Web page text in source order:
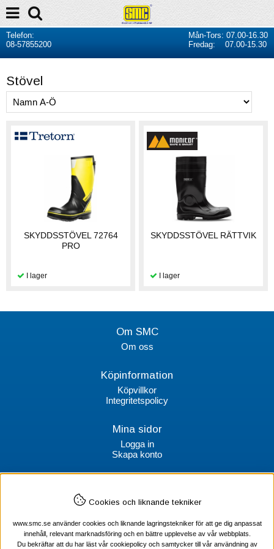
Telefon:
08-57855200
Mån-Tors: 07.00-16.30
Fredag: 07.00-15.30
Stövel
SKYDDSSTÖVEL 72764
PRO
SKYDDSSTÖVEL RÄTTVIK
Om SMC
Om oss
Köpinformation
Köpvillkor
Integritetspolicy
Mina sidor
Logga in
Skapa konto
SMC Stockholms Maskincentral AB
100 64 Stockholm
Tel Verktyg: 08-578 55 230
Cookies och liknande tekniker
www.smc.se använder cookies och liknande lagringstekniker för att ge dig anpassat
innehåll, relevant marknadsföring och en bättre upplevelse av vår webbplats.
Du bekräftar att du har läst vår cookiepolicy och samtycker till vår användning av